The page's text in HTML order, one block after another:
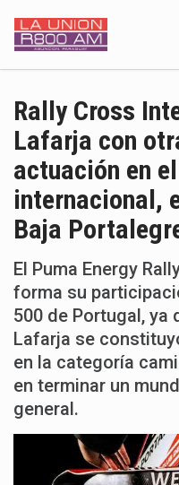
Rally Cross
Lafarja con
actuación en
internacional,
Baja
El Puma Energy
forma su
500 de Portugal, ya
Lafarja se
en la categoría
en terminar un
general.